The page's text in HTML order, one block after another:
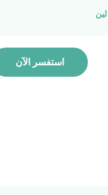
لين
استفسر الآن